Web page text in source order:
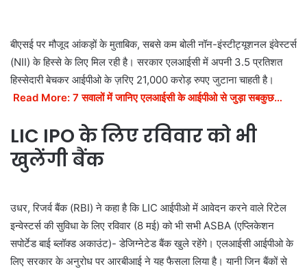
बीएसई पर मौजूद आंकड़ों के मुताबिक, सबसे कम बोली नॉन-इंस्टीट्यूशनल इंवेस्टर्स
(NII) के हिस्से के लिए मिल रही है। सरकार एलआईसी में अपनी 3.5 प्रतिशत
हिस्सेदारी बेचकर आईपीओ के ज़रिए 21,000 करोड़ रुपए जुटाना चाहती है।
Read More: 7 सवालों में जानिए एलआईसी के आईपीओ से जुड़ा सबकुछ…
LIC IPO के लिए रविवार को भी
खुलेंगी बैंक
उधर, रिजर्व बैंक (RBI) ने कहा है कि LIC आईपीओ में आवेदन करने वाले रिटेल
इन्वेस्टर्स की सुविधा के लिए रविवार (8 मई) को भी सभी ASBA (एप्लिकेशन
सपोर्टेड बाई ब्लॉक्ड अकाउंट)- डेजिग्नेटेड बैंक खुले रहेंगे। एलआईसी आईपीओ के
लिए सरकार के अनुरोध पर आरबीआई ने यह फैसला लिया है। यानी जिन बैंकों से